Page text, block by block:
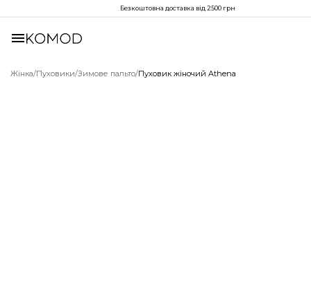
Безкоштовна доставка від 2500 грн
Жінка/Пуховики/Зимове пальто/Пуховик жіночий Athena